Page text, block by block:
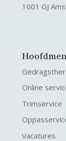
1001 GJ
Online
Trimservice
Vacatures